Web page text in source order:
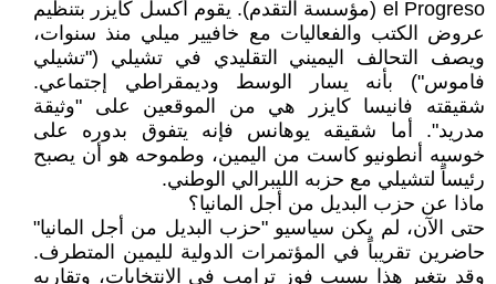
el Progreso (مؤسسة التقدم). يقوم أكسل كايزر بتنظيم
عروض الكتب والفعاليات مع خافيير ميلي منذ سنوات،
ويصف التحالف اليميني التقليدي في تشيلي ("تشيلي
فاموس") بأنه يسار الوسط وديمقراطي إجتماعي.
شقيقته فانيسا كايزر هي من الموقعين على "وثيقة
مدريد". أما شقيقه يوهانس فإنه يتفوق بدوره على
خوسيه أنطونيو كاست من اليمين، وطموحه هو أن يصبح
رئيساً لتشيلي مع حزبه الليبرالي الوطني.
ماذا عن حزب البديل من أجل المانيا؟
حتى الآن، لم يكن سياسيو "حزب البديل من أجل المانيا"
حاضرين تقريباً في المؤتمرات الدولية لليمين المتطرف.
وقد يتغير هذا بسبب فوز ترامب في الانتخابات، وتقاربه